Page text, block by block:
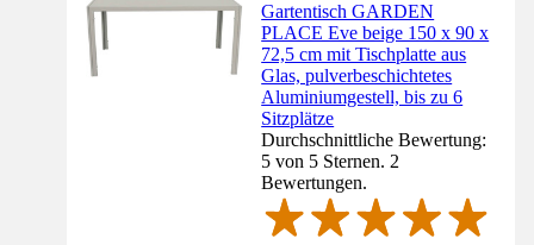
Gartentisch GARDEN
PLACE Eve beige 150 x 90 x
72,5 cm mit Tischplatte aus
Glas, pulverbeschichtetes
Aluminiumgestell, bis zu 6
Sitzplätze
Durchschnittliche Bewertung:
5 von 5 Sternen. 2
Bewertungen.